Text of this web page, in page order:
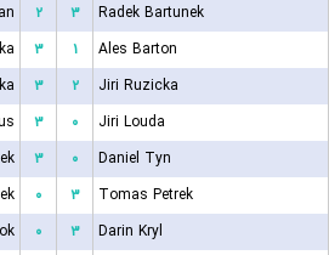
۲ ۳
Radek Bartunek
۳ ۱
Ales Barton
۳ ۲
Jiri Ruzicka
۳ ۰
Jiri Louda
۳ ۰
Daniel Tyn
۰ ۳
Tomas Petrek
۰ ۳
Darin Kryl